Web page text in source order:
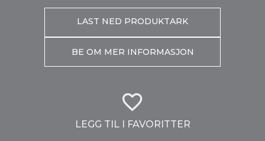
LAST NED PRODUKTARK
BE OM MER INFORMASJON
LEGG TIL I FAVORITTER